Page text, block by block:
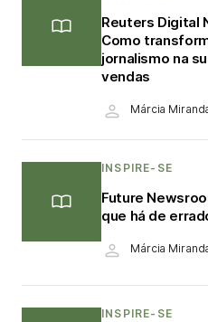
Reuters Digital
Como
jornalismo na
vendas
Márcia
INSPIRE-SE
Future
que há de
Márcia
INSPIRE-SE